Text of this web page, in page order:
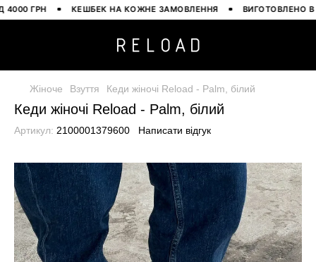
ГРН КЕШБЕК НА КОЖНЕ ЗАМОВЛЕННЯ ВИГОТОВЛЕНО В
Жіноче Взуття Кеди жіночі Reload - Palm, білий
Кеди жіночі Reload - Palm, білий
Артикул: 2100001379600 Написати відгук